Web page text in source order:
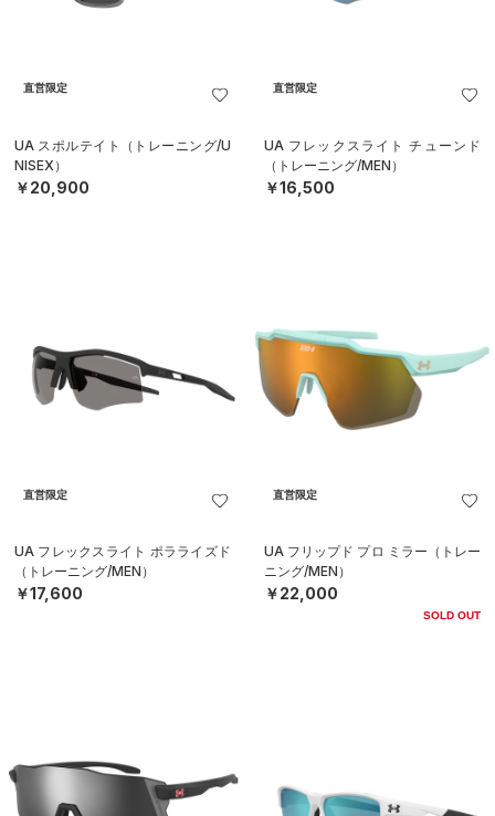
直営限定
UA スポルテイト（トレーニング/U
NISEX）
￥20,900
直営限定
UA フレックスライト チューンド
（トレーニング/MEN）
￥16,500
直営限定
UA フレックスライト ポラライズド
（トレーニング/MEN）
￥17,600
直営限定
UA フリップド プロ ミラー（トレー
ニング/MEN）
￥22,000
SOLD OUT